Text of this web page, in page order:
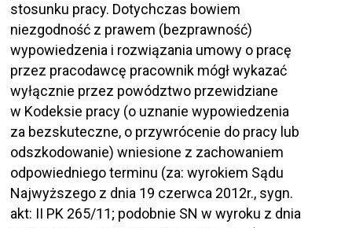
stosunku pracy. Dotychczas bowiem
niezgodność z prawem (bezprawność)
wypowiedzenia i rozwiązania umowy o pracę
przez pracodawcę pracownik mógł wykazać
wyłącznie przez powództwo przewidziane
w Kodeksie pracy (o uznanie wypowiedzenia
za bezskuteczne, o przywrócenie do pracy lub
odszkodowanie) wniesione z zachowaniem
odpowiedniego terminu (za: wyrokiem Sądu
Najwyższego z dnia 19 czerwca 2012r., sygn.
akt: II PK 265/11; podobnie SN w wyroku z dnia